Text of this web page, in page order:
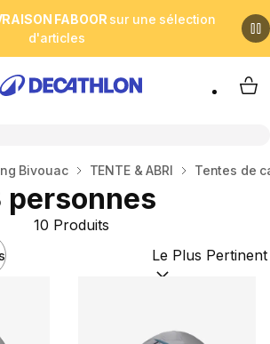
FABOOR sur une sélection
d'articles
My
Bivouac TENTE & ABRI Tentes de
10 Produits
Trier par :